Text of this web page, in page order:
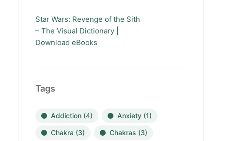
Star Wars: Revenge of the Sith
– The Visual Dictionary |
Download eBooks
Tags
Addiction(4) Anxiety(1)
Chakra (3) Chakras (3)